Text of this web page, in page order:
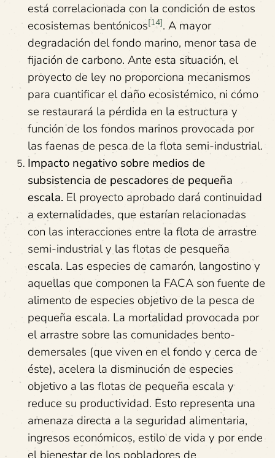
está correlacionada con la condición de estos
ecosistemas bentónicos[14]. A mayor
degradación del fondo marino, menor tasa de
fijación de carbono. Ante esta situación, el
proyecto de ley no proporciona mecanismos
para cuantificar el daño ecosistémico, ni cómo
se restaurará la pérdida en la estructura y
función de los fondos marinos provocada por
las faenas de pesca de la flota semi-industrial.
Impacto negativo sobre medios de
subsistencia de pescadores de pequeña
escala. El proyecto aprobado dará continuidad
a externalidades, que estarían relacionadas
con las interacciones entre la flota de arrastre
semi-industrial y las flotas de pesqueña
escala. Las especies de camarón, langostino y
aquellas que componen la FACA son fuente de
alimento de especies objetivo de la pesca de
pequeña escala. La mortalidad provocada por
el arrastre sobre las comunidades bento-
demersales (que viven en el fondo y cerca de
éste), acelera la disminución de especies
objetivo a las flotas de pequeña escala y
reduce su productividad. Esto representa una
amenaza directa a la seguridad alimentaria,
ingresos económicos, estilo de vida y por ende